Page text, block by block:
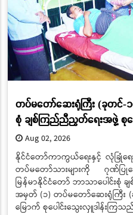
တပ်မတော်ဆေးရုံကြီး (ခုတင်-၁
စုံ ချစ်ကြည်ညီညွတ်ရေးအဖွဲ့ စုပ
Aug 02, 2026
နိုင်ငံတော်ကာကွယ်ရေးနှင့် လုံခြုံရ
တပ်မတော်သားများကို ဂုဏ်ပြု
မြန်မာနိုင်ငံတော် ဘာသာပေါင်
အမှတ် (၁) တပ်မတော်ဆေးရုံကြီး (
မြောက် စုပေါင်းသွေးလှူဒါန်းကြသ